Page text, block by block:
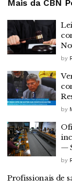
Mais da CBN
by
by
—
by
Profissionais de